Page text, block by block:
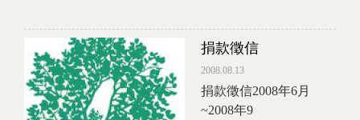
您在這裡
捐款徵信
2008.08.13
捐款徵信2008年6月
~2008年9